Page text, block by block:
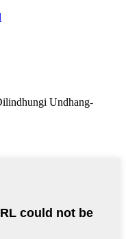
Undhang-